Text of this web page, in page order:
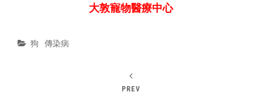
大敦寵物醫療中心
Categories
狗 傳染病
PREV